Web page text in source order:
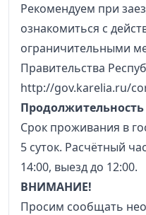
Рекомендуем при
ознакомиться с
ограничительными
Правительства
http://gov.karelia.ru/
Продолжительность
Срок проживания в
5 суток. Расчётный
14:00, выезд до 12:00.
ВНИМАНИЕ!
Просим сообщать